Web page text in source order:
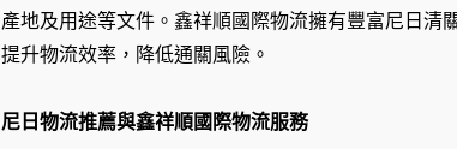
產地及用途等文件。鑫祥順國際物流擁有豐富尼日清
提升物流效率，降低通關風險。
尼日物流推薦與鑫祥順國際物流服務